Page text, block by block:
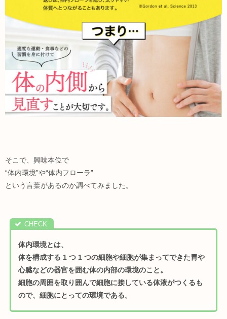
そこで、興味本位で
“体内環境”や“体内フローラ”
という言葉があるのか調べてみました。
体内環境とは、
体を構成する 1 つ 1 つの細胞や細胞が集まってできた胃や
心臓などの器官を囲む体の内部の環境のこと。
細胞の周囲を取り囲んで細胞に接している体液がつくるも
ので、細胞にとっての環境である。